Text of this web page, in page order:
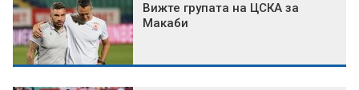
Вижте групата на ЦСКА за
Макаби